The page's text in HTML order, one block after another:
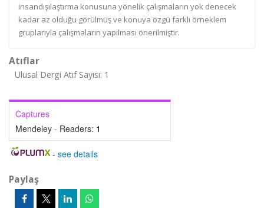
insandışılaştırma konusuna yönelik çalışmaların yok denecek
kadar az olduğu görülmüş ve konuya özgü farklı örneklem
gruplarıyla çalışmaların yapılması önerilmiştir.
Atıflar
Ulusal Dergi Atıf Sayısı: 1
Captures
Mendeley - Readers: 1
- see details
Paylaş